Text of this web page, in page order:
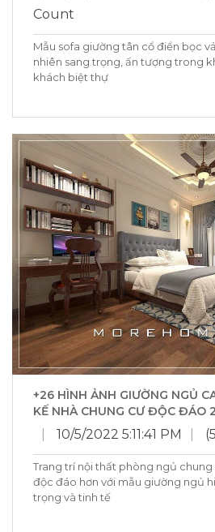
Count
Mẫu sofa giường tân cổ điển bọc
nhiên sang trọng, ấn tượng trong
khách biệt thự
+26 HÌNH ẢNH GIƯỜNG NGỦ
KẾ NHÀ CHUNG CƯ ĐỘC ĐÁO
10/5/2022 5:11:41 PM
Trang trí nội thất phòng ngủ
độc đáo hơn với mẫu giường ngủ
trọng và tinh tế